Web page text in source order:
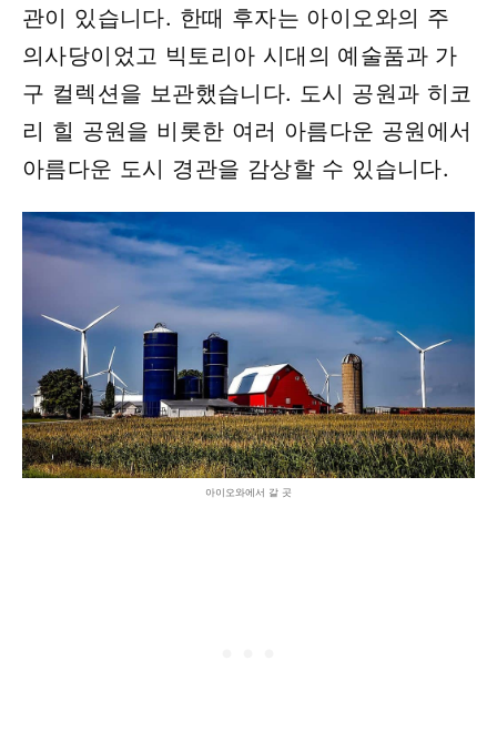
관이 있습니다. 한때 후자는 아이오와의 주
의사당이었고 빅토리아 시대의 예술품과 가
구 컬렉션을 보관했습니다. 도시 공원과 히코
리 힐 공원을 비롯한 여러 아름다운 공원에서
아름다운 도시 경관을 감상할 수 있습니다.
아이오와에서 갈 곳